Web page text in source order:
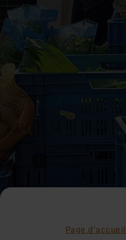
Page d'accueil